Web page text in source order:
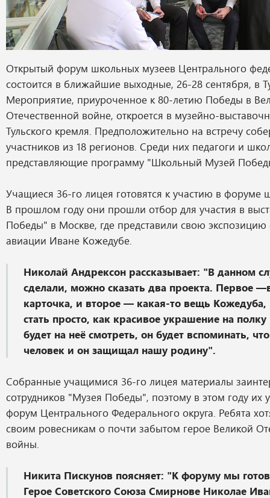
Открытый форум школьных музеев Центрального
состоится в ближайшие выходные, 26-28 сентября, в
Мероприятие, приуроченное к 80-летию Победы в
Отечественной войне, откроется в музейно-
Тульского кремля. Предположительно на встречу
участников из 18 регионов. Среди них педагоги и
представляющие программу "Школьный Музей
Учащиеся 36-го лицея готовятся к участию в форуме
В прошлом году они прошли отбор для участия в
Победы" в Москве, где представили свою
авиации Иване Кожедубе.
Николай Андрексон рассказывает: "В данном
сделали, можно сказать два проекта. Первое
карточка, и второе — какая-то вещь
стать просто, как красивое украшение на
будет на неё смотреть, он будет вспоминать,
человек и он защищал нашу родину".
Собранные учащимися 36-го лицея материалы
сотрудников "Музея Победы", поэтому в этом году их
форум Центрального Федерального округа. Ребята
своим ровесникам о почти забытом герое Великой
войны.
Никита Пискунов поясняет: "К форуму мы
Герое Советского Союза Смирнове Николае